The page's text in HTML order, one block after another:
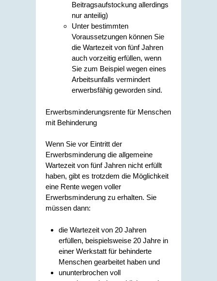
Beitragsaufstockung allerdings
nur anteilig)
Unter bestimmten
Voraussetzungen können Sie
die Wartezeit von fünf Jahren
auch vorzeitig erfüllen, wenn
Sie zum Beispiel wegen eines
Arbeitsunfalls vermindert
erwerbsfähig geworden sind.
Erwerbsminderungsrente für Menschen
mit Behinderung
Wenn Sie vor Eintritt der
Erwerbsminderung die allgemeine
Wartezeit von fünf Jahren nicht erfüllt
haben, gibt es trotzdem die Möglichkeit
eine Rente wegen voller
Erwerbsminderung zu erhalten. Sie
müssen dann:
die Wartezeit von 20 Jahren
erfüllen, beispielsweise 20 Jahre in
einer Werkstatt für behinderte
Menschen gearbeitet haben und
ununterbrochen voll